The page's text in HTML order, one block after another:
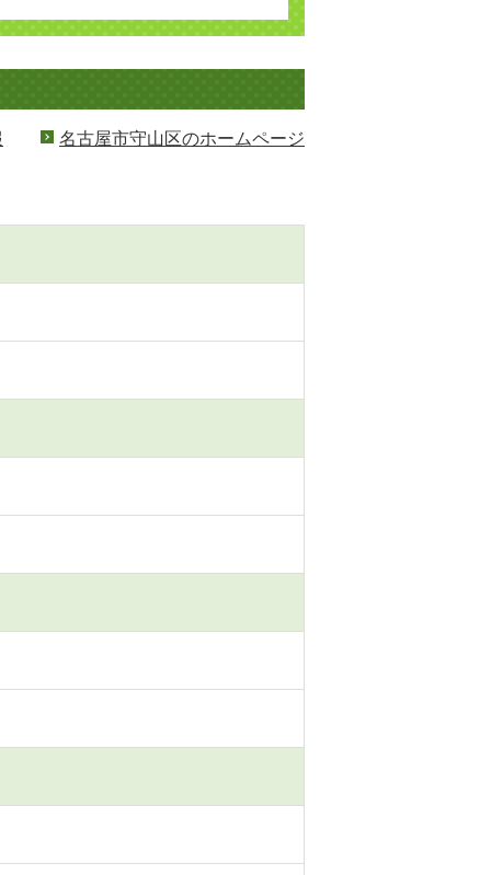
名古屋市守山区のホームページ